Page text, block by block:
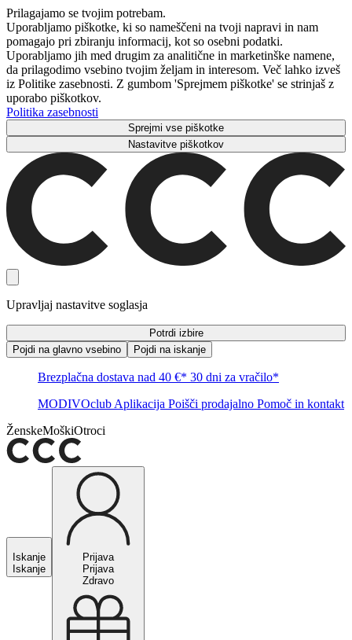
Prilagajamo se tvojim potrebam.
Uporabljamo piškotke, ki so nameščeni na tvoji napravi in ​​nam
pomagajo pri zbiranju informacij, kot so osebni podatki.
Uporabljamo jih med drugim za analitične in marketinške namene,
da prilagodimo vsebino tvojim željam in interesom. Več lahko izveš
iz Politike zasebnosti. Z gumbom 'Sprejmem piškotke' se strinjaš z
uporabo piškotkov.
Politika zasebnosti
Sprejmi vse piškotke
Nastavitve piškotkov
Upravljaj nastavitve soglasja
Potrdi izbire
Pojdi na glavno vsebino
Pojdi na iskanje
Brezplačna dostava nad 40 €* 30 dni za vračilo*
MODIVOclub Aplikacija Poišči prodajalno Pomoč in kontakt
ŽenskeMoškiOtroci
Iskanje
Iskanje
Prijava
Prijava
Zdravo